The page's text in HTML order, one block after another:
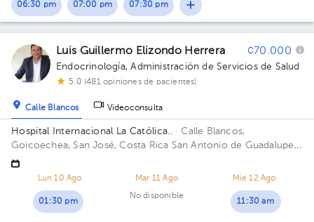
06:30 pm 07:00 pm 07:30 pm
Luis Guillermo Elizondo Herrera ¢70.000
Endocrinología,Administración de Servicios de Salud
5.0 (481 opiniones de pacientes)
Calle Blancos Videoconsulta
Hospital Internacional La Católica..· Calle Blancos,
Goicoechea, San José, Costa Rica San Antonio de Guadalupe,
Goicoechea, frente a los Tribunales de Justicia. Edificio Torre
Médica. Piso 4. Consultorio 435.
Lun 10 Ago
01:30 pm
Mar 11 Ago
No disponible
Mié 12 Ago
11:30 am